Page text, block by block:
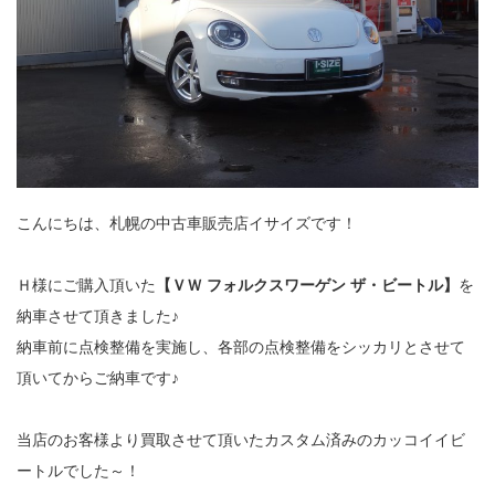
こんにちは、札幌の中古車販売店イサイズです！
Ｈ様にご購入頂いた 【ＶＷ フォルクスワーゲン ザ・ビートル】 を
納車させて頂きました♪
納車前に点検整備を実施し、各部の点検整備をシッカリとさせて
頂いてからご納車です♪
当店のお客様より買取させて頂いたカスタム済みのカッコイイビ
ートルでした～！